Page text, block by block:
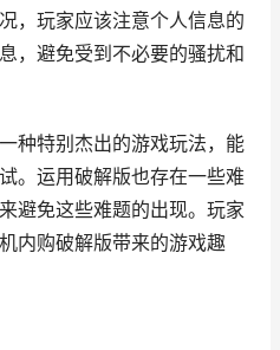
，玩家应该注意个人信息的
，避免受到不必要的骚扰和
种特别杰出的游戏玩法，能
。运用破解版也存在一些难
避免这些难题的出现。玩家
内购破解版带来的游戏趣